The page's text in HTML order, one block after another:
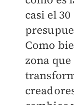
casi el
Como
zona